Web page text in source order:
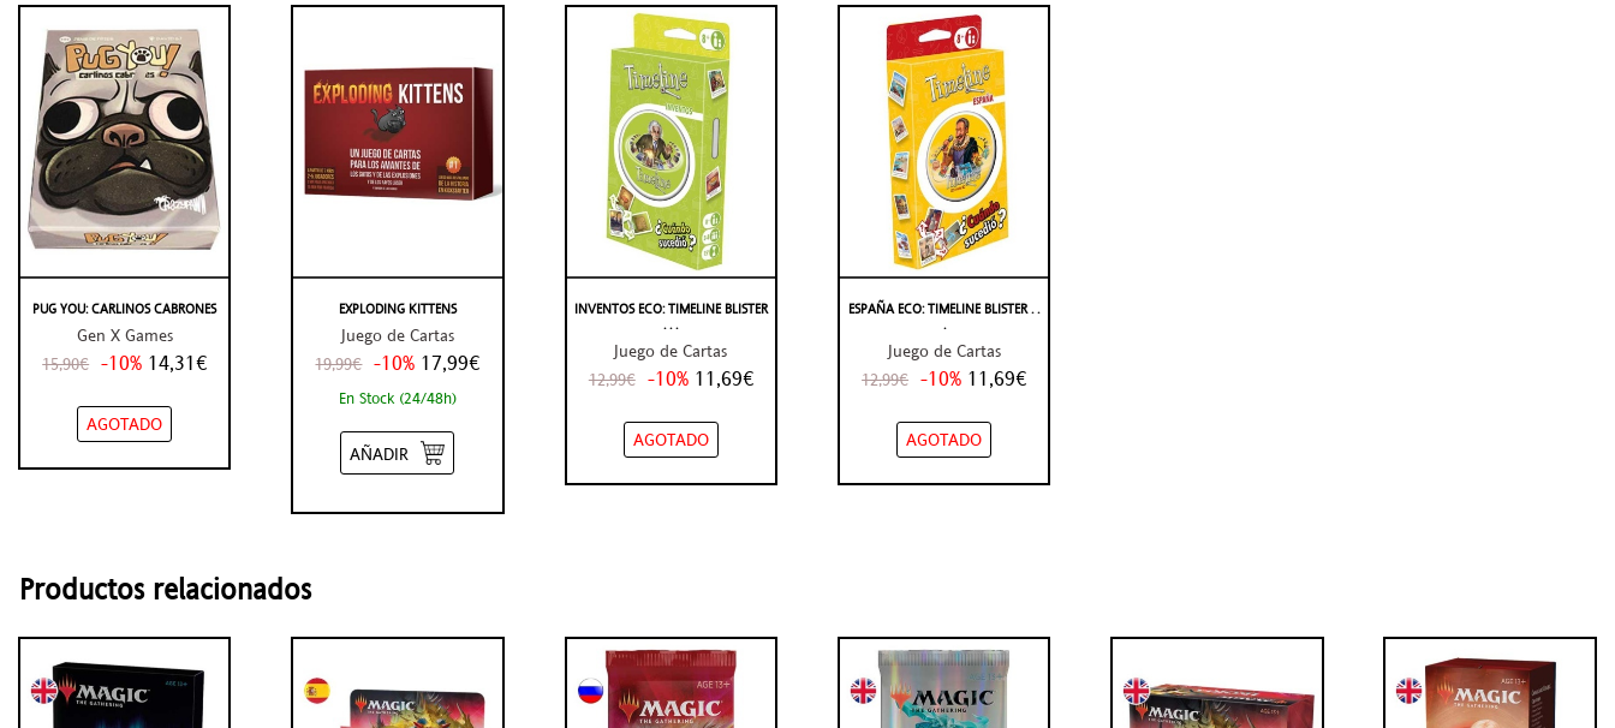
PUG YOU: CARLINOS CABRONES
Gen X Games
15,90€ -10% 14,31€
AGOTADO
EXPLODING KITTENS
Juego de Cartas
19,99€ -10% 17,99€
En Stock (24/48h)
AÑADIR
INVENTOS ECO: TIMELINE BLISTER
. . .
Juego de Cartas
12,99€ -10% 11,69€
AGOTADO
ESPAÑA ECO: TIMELINE BLISTER . .
.
Juego de Cartas
12,99€ -10% 11,69€
AGOTADO
Productos relacionados